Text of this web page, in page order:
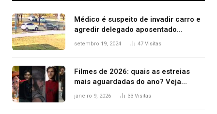
Médico é suspeito de invadir carro e
agredir delegado aposentado
durante confusão no trânsito
setembro 19, 2024 47 Visitas
Filmes de 2026: quais as estreias
mais aguardadas do ano? Veja
principais lançamentos do cinema
janeiro 9, 2026 33 Visitas